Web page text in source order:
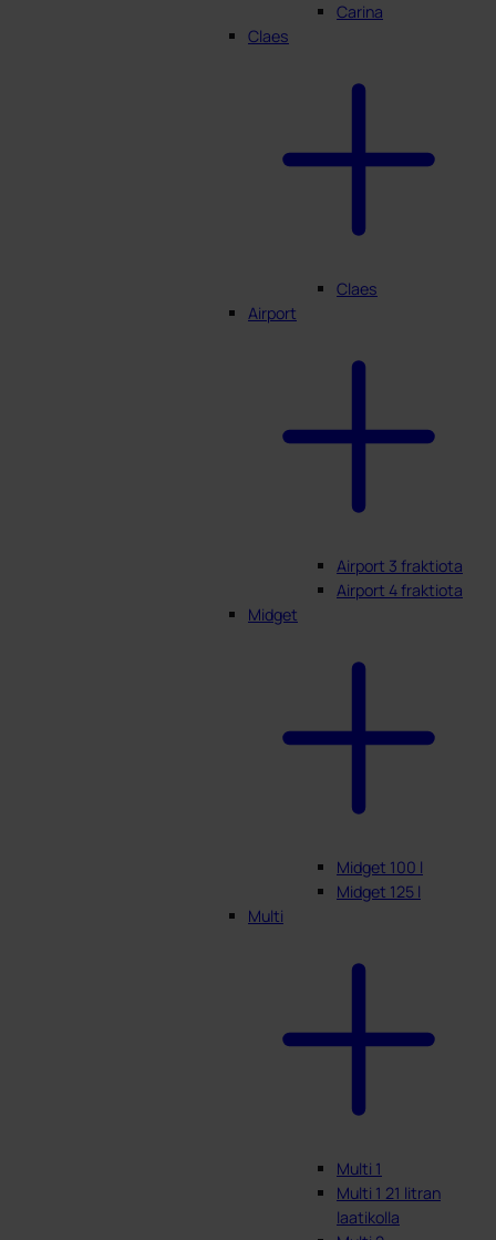
Carina
Claes
Claes
Airport
Airport 3 fraktiota
Airport 4 fraktiota
Midget
Midget 100 l
Midget 125 l
Multi
Multi 1
Multi 1 21 litran
laatikolla